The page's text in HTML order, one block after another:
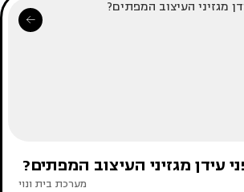
עידן מגזיני העיצוב המפתים?
מערכת בית ונוי